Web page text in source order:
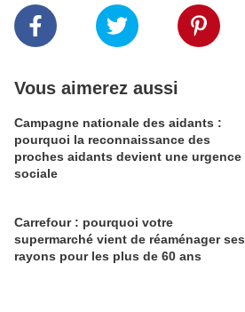
Vous aimerez aussi
Campagne nationale des aidants :
pourquoi la reconnaissance des
proches aidants devient une urgence
sociale
Carrefour : pourquoi votre
supermarché vient de réaménager ses
rayons pour les plus de 60 ans